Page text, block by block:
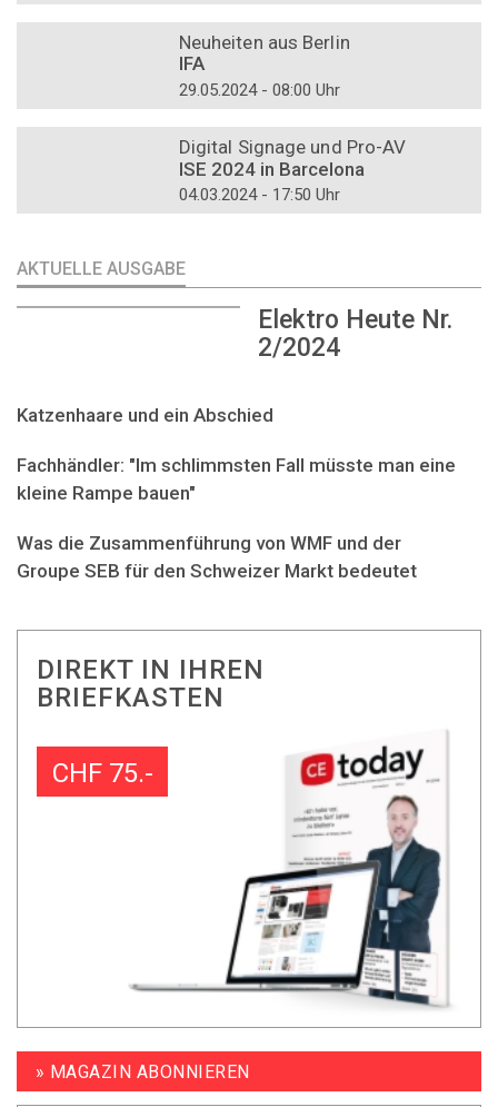
Neuheiten aus Berlin
IFA
29.05.2024 - 08:00 Uhr
Digital Signage und Pro-AV
ISE 2024 in Barcelona
04.03.2024 - 17:50 Uhr
AKTUELLE AUSGABE
Elektro Heute Nr.
2/2024
Katzenhaare und ein Abschied
Fachhändler: "Im schlimmsten Fall müsste man eine
kleine Rampe bauen"
Was die Zusammenführung von WMF und der
Groupe SEB für den Schweizer Markt bedeutet
DIREKT IN IHREN
BRIEFKASTEN
CHF 75.-
» MAGAZIN ABONNIEREN